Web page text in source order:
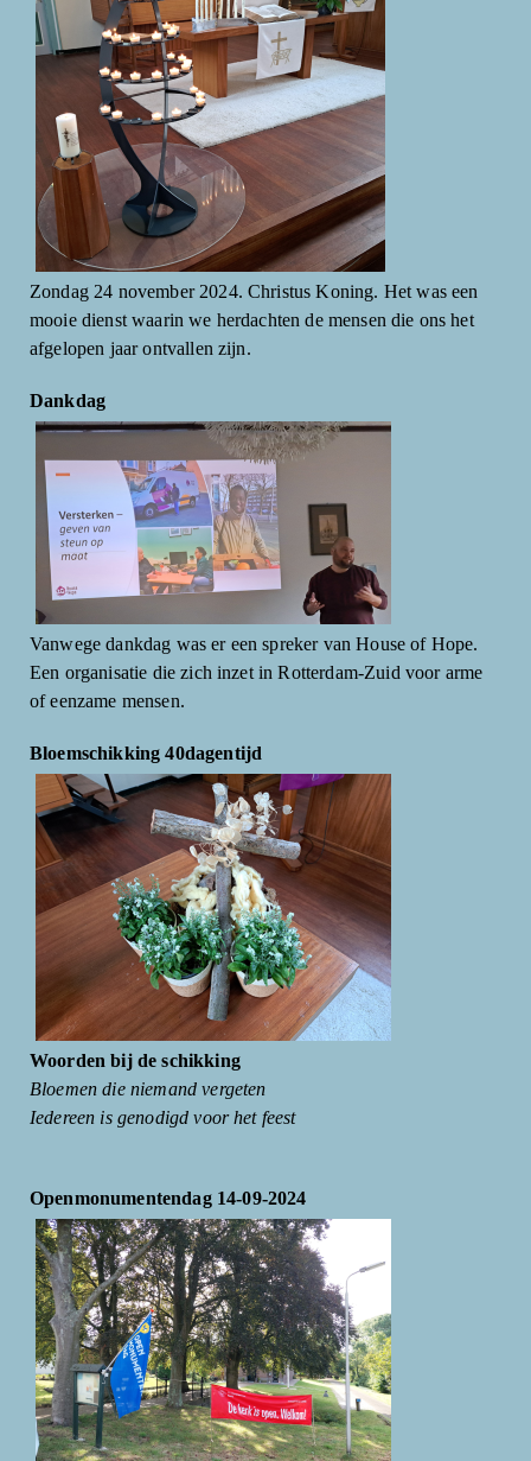
Zondag 24 november 2024. Christus Koning. Het was een
mooie dienst waarin we herdachten de mensen die ons het
afgelopen jaar ontvallen zijn.
Dankdag
Vanwege dankdag was er een spreker van House of Hope.
Een organisatie die zich inzet in Rotterdam-Zuid voor arme
of eenzame mensen.
Bloemschikking 40dagentijd
Woorden bij de schikking
Bloemen die niemand vergeten
Iedereen is genodigd voor het feest
Openmonumentendag 14-09-2024